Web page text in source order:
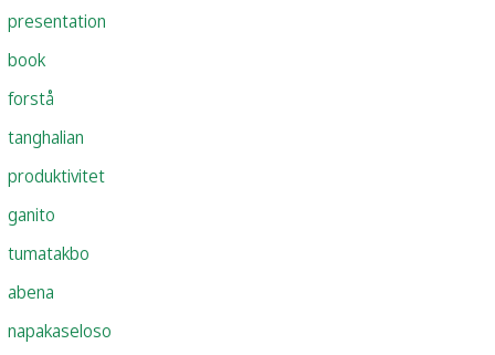
presentation
book
forstå
tanghalian
produktivitet
ganito
tumatakbo
abena
napakaseloso